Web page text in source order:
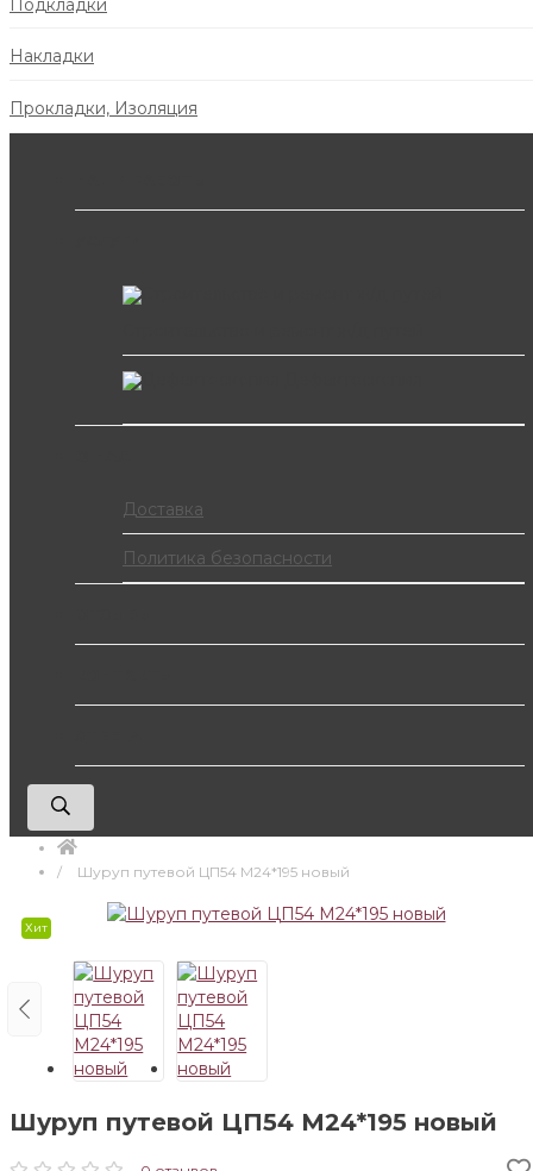
Накладки
Прокладки, Изоляция
Доставка
Политика безопасности
Шуруп путевой ЦП54 М24*195 новый
Хит
Шуруп путевой ЦП54 М24*195 новый